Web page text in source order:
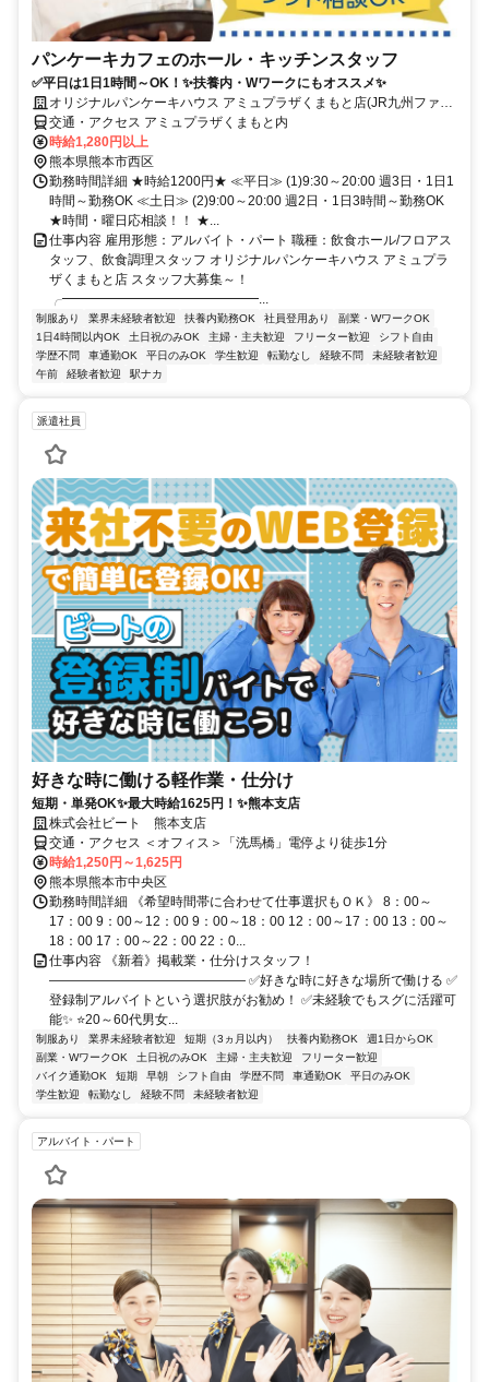
パンケーキカフェのホール・キッチンスタッフ
✅平日は1日1時間～OK！✨扶養内・Wワークにもオススメ✨
オリジナルパンケーキハウス アミュプラザくまもと店(JR九州ファー
ストフーズ㈱)
交通・アクセス アミュプラザくまもと内
時給1,280円以上
熊本県熊本市西区
勤務時間詳細 ★時給1200円★ ≪平日≫ (1)9:30～20:00 週3日・1日1
時間～勤務OK ≪土日≫ (2)9:00～20:00 週2日・1日3時間～勤務OK
★時間・曜日応相談！！ ★...
仕事内容 雇用形態：アルバイト・パート 職種：飲食ホール/フロアス
タッフ、飲食調理スタッフ オリジナルパンケーキハウス アミュプラ
ザくまもと店 スタッフ大募集～！
╭━━━━━━━━━━━━━━━...
制服あり 業界未経験者歓迎 扶養内勤務OK 社員登用あり
副業・WワークOK
1日4時間以内OK
土日祝のみOK 主婦・主夫歓迎 フリーター歓迎
シフト自由
学歴不問
車通勤OK 平日のみOK 学生歓迎 転勤なし 経験不問
未経験者歓迎
午前
経験者歓迎 駅ナカ
派遣社員
好きな時に働ける軽作業・仕分け
短期・単発OK✨最大時給1625円！✨熊本支店
株式会社ビート 熊本支店
交通・アクセス ＜オフィス＞「洗馬橋」電停より徒歩1分
時給1,250円～1,625円
熊本県熊本市中央区
勤務時間詳細 《希望時間帯に合わせて仕事選択もＯＫ》 8：00～
17：00 9：00～12：00 9：00～18：00 12：00～17：00 13：00～
18：00 17：00～22：00 22：0...
仕事内容 《新着》掲載業・仕分けスタッフ！
――――――――――――――― ✅好きな時に好きな場所で働ける ✅
登録制アルバイトという選択肢がお勧め！ ✅未経験でもスグに活躍可
能✨ ⭐20～60代男女...
制服あり 業界未経験者歓迎 短期（3ヵ月以内） 扶養内勤務OK
週1日からOK
副業・WワークOK
土日祝のみOK 主婦・主夫歓迎
フリーター歓迎
バイク通勤OK
短期 早朝 シフト自由 学歴不問 車通勤OK
平日のみOK
学生歓迎
転勤なし 経験不問 未経験者歓迎
アルバイト・パート